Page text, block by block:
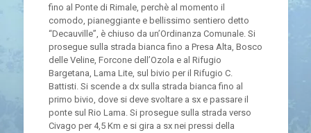
fino al Ponte di Rimale, perchè al momento il
comodo, pianeggiante e bellissimo sentiero detto
“Decauville”, è chiuso da un’Ordinanza Comunale. Si
prosegue sulla strada bianca fino a Presa Alta, Bosco
delle Veline, Forcone dell’Ozola e al Rifugio
Bargetana, Lama Lite, sul bivio per il Rifugio C.
Battisti. Si scende a dx sulla strada bianca fino al
primo bivio, dove si deve svoltare a sx e passare il
ponte sul Rio Lama. Si prosegue sulla strada verso
Civago per 4,5 Km e si gira a sx nei pressi della